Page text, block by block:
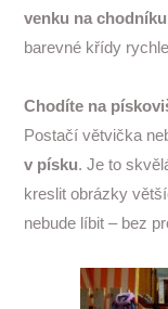
venku na chodníku
barevné křídy
Chodíte na
Postačí větvička
v písku. Je to
kreslit obrázky
nebude líbit – bez